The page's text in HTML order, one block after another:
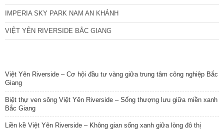
IMPERIA SKY PARK NAM AN KHÁNH
VIỆT YÊN RIVERSIDE BẮC GIANG
Việt Yên Riverside – Cơ hội đầu tư vàng giữa trung tâm công nghiệp Bắc
Giang
Biệt thự ven sông Việt Yên Riverside – Sống thượng lưu giữa miền xanh
Bắc Giang
Liền kề Việt Yên Riverside – Không gian sống xanh giữa lòng đô thị